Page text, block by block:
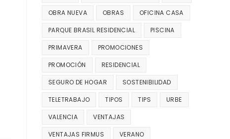
OBRA NUEVA OBRAS OFICINA CASA
PARQUE BRASIL RESIDENCIAL PISCINA
PRIMAVERA PROMOCIONES
PROMOCIÓN RESIDENCIAL
SEGURO DE HOGAR SOSTENIBILIDAD
TELETRABAJO TIPOS TIPS URBE
VALENCIA VENTAJAS
VENTAJAS FIRMUS VERANO